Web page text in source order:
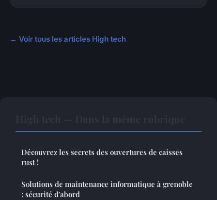
← Voir tous les articles High tech
Découvrez les secrets des ouvertures de caisses
rust !
Solutions de maintenance informatique à grenoble
: sécurité d'abord